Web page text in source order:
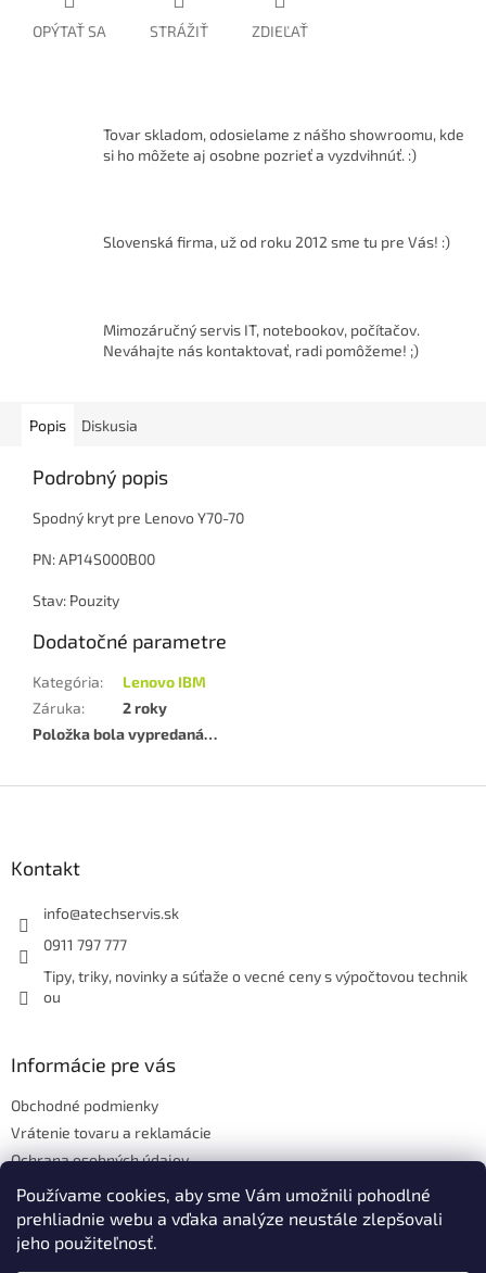
Používame cookies, aby sme Vám umožnili pohodlné
prehliadnie webu a vďaka analýze neustále zlepšovali
jeho použiteľnosť.
OPÝTAŤ SA STRÁŽIŤ ZDIEĽAŤ
Tovar skladom, odosielame z nášho showroomu, kde
si ho môžete aj osobne pozrieť a vyzdvihnúť. :)
Slovenská firma, už od roku 2012 sme tu pre Vás! :)
Mimozáručný servis IT, notebookov, počítačov.
Neváhajte nás kontaktovať, radi pomôžeme! ;)
Popis Diskusia
Podrobný popis
Spodný kryt pre Lenovo Y70-70
PN: AP14S000B00
Stav: Pouzity
Dodatočné parametre
Kategória:
Lenovo IBM
Záruka:
2 roky
Položka bola vypredaná…
Kontakt
info@atechservis.sk
0911 797 777
Tipy, triky, novinky a súťaže o vecné ceny s výpočtovou technik
ou
Informácie pre vás
Obchodné podmienky
Vrátenie tovaru a reklamácie
Ochrana osobných údajov
Hodnotenie obchodu